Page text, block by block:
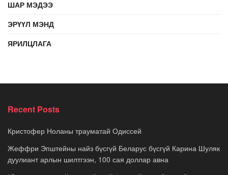
ШАР МЭДЭЭ
ЭРҮҮЛ МЭНД
ЯРИЛЦЛАГА
Recent Posts
Кристофер Ноланы трауматай Одиссей
Жеффри Эпштейны найз бүсгүй Беларус бүсгүй Карина Шуляк
дуулиант арлын шилтгээн, 100 сая доллар авна